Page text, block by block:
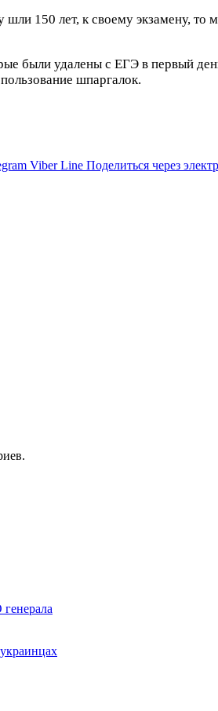
150 лет, к своему экзамену,
были удалены с ЕГЭ в первый
шпаргалок.
Viber Line Поделиться через